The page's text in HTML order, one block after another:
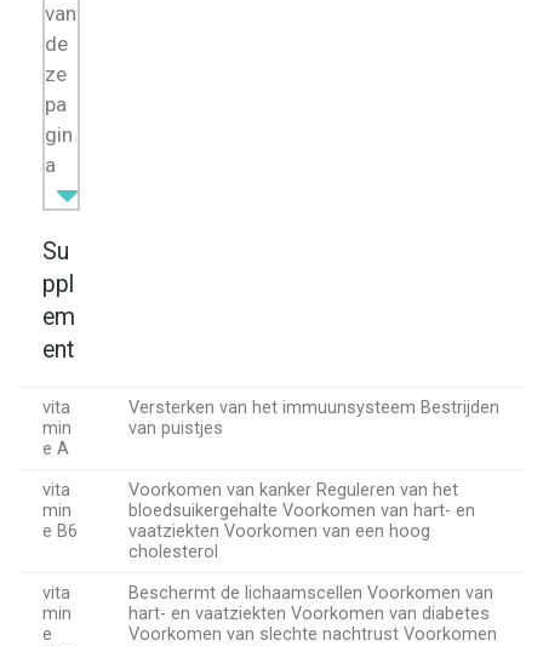
van
de
ze
pa
gin
a
Su
ppl
em
ent
vita
min
e A
Versterken van het immuunsysteem Bestrijden
van puistjes
vita
min
e B6
Voorkomen van kanker Reguleren van het
bloedsuikergehalte Voorkomen van hart- en
vaatziekten Voorkomen van een hoog
cholesterol
vita
min
e
Beschermt de lichaamscellen Voorkomen van
hart- en vaatziekten Voorkomen van diabetes
Voorkomen van slechte nachtrust Voorkomen